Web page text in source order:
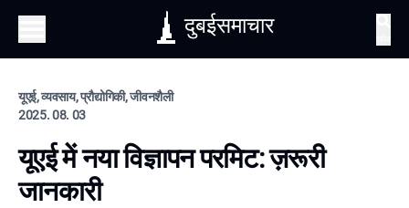
दुबईसमाचार
यूएई, व्यवसाय, प्रौद्योगिकी, जीवनशैली
2025. 08. 03
यूएई में नया विज्ञापन परमिट: ज़रूरी
जानकारी